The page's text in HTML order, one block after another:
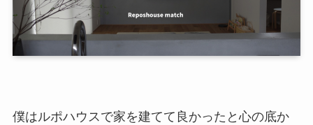
僕はルポハウスで家を建てて良かったと心の底か